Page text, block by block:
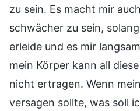
zu sein. Es macht mir
schwächer zu sein,
erleide und es mir
mein Körper kann all
nicht ertragen. Wenn
versagen sollte, was soll